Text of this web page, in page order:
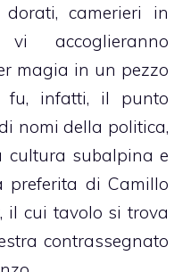
camerieri in
accoglieranno
magia in un pezzo
fu, infatti, il punto
nomi della politica,
cultura subalpina e
preferita di Camillo
il cui tavolo si trova
contrassegnato